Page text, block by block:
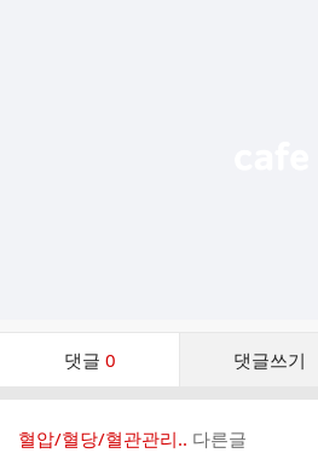
댓글 0 댓글쓰기
댓
혈압/혈당/혈관관리.. 다른글